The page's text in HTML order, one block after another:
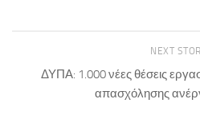
NEXT
ΔΥΠΑ: 1.000 νέες θέσεις
απασχόλησης